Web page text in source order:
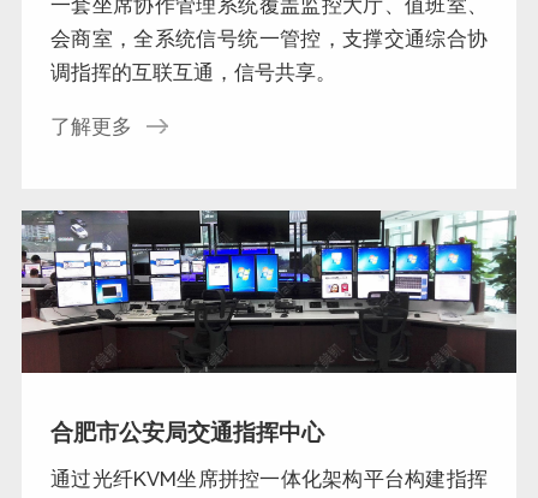
会商室，全系统信号统一管控，支撑交通综合协
调指挥的互联互通，信号共享。
了解更多
合肥市公安局交通指挥中心
通过光纤KVM坐席拼控一体化架构平台构建指挥